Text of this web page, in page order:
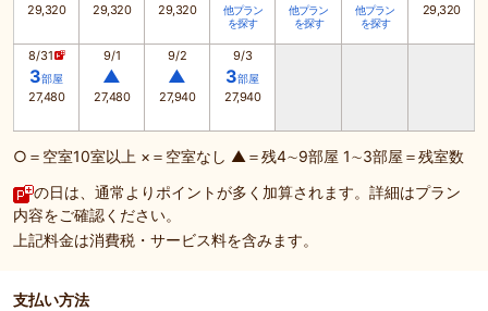
29,320 29,320 29,320
他プラン
を探す
他プラン
を探す
他プラン
を探す
29,320
8/31
3部屋
27,480
9/1
▲
27,480
9/2
▲
27,940
9/3
3部屋
27,940
○＝空室10室以上 ×＝空室なし ▲＝残4∼9部屋 1∼3部屋＝残室数
の日は、通常よりポイントが多く加算されます。詳細はプラン
内容をご確認ください。
上記料金は消費税・サービス料を含みます。
支払い方法